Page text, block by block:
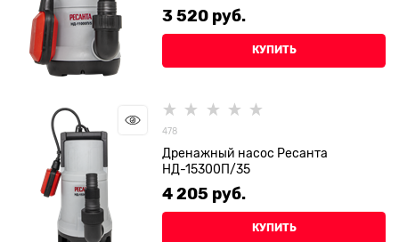
3 520 руб.
КУПИТЬ
478
Дренажный насос Ресанта
НД-15300П/35
4 205 руб.
КУПИТЬ